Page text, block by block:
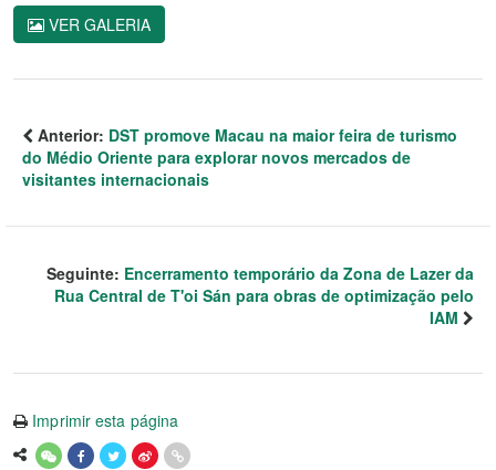
VER GALERIA
Anterior: DST promove Macau na maior feira de turismo
do Médio Oriente para explorar novos mercados de
visitantes internacionais
Seguinte: Encerramento temporário da Zona de Lazer da
Rua Central de T'oi Sán para obras de optimização pelo
IAM
Imprimir esta página